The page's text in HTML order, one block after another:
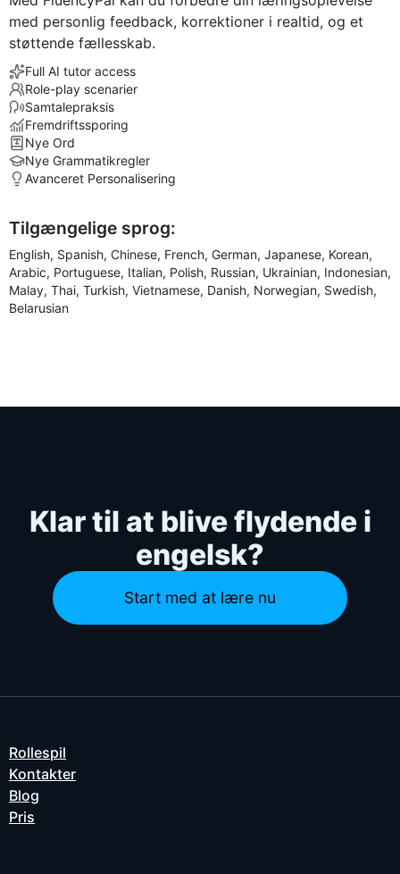
med personlig feedback, korrektioner i realtid, og et
støttende fællesskab.
Full AI tutor access
Role-play scenarier
Samtalepraksis
Fremdriftssporing
Nye Ord
Nye Grammatikregler
Avanceret Personalisering
Tilgængelige sprog:
English, Spanish, Chinese, French, German, Japanese, Korean,
Arabic, Portuguese, Italian, Polish, Russian, Ukrainian, Indonesian,
Malay, Thai, Turkish, Vietnamese, Danish, Norwegian, Swedish,
Belarusian
Klar til at blive flydende i
engelsk?
Start med at lære nu
Rollespil
Kontakter
Blog
Pris